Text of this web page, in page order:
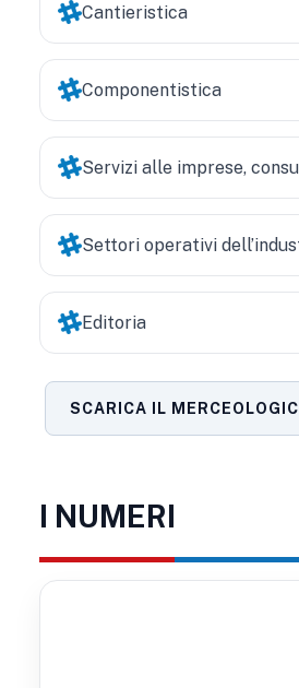
Cantieristica
Componentistica
Servizi alle imprese,
Settori operativi
Editoria
SCARICA IL
I NUMERI